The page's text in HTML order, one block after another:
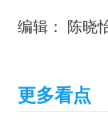
编辑： 陈晓